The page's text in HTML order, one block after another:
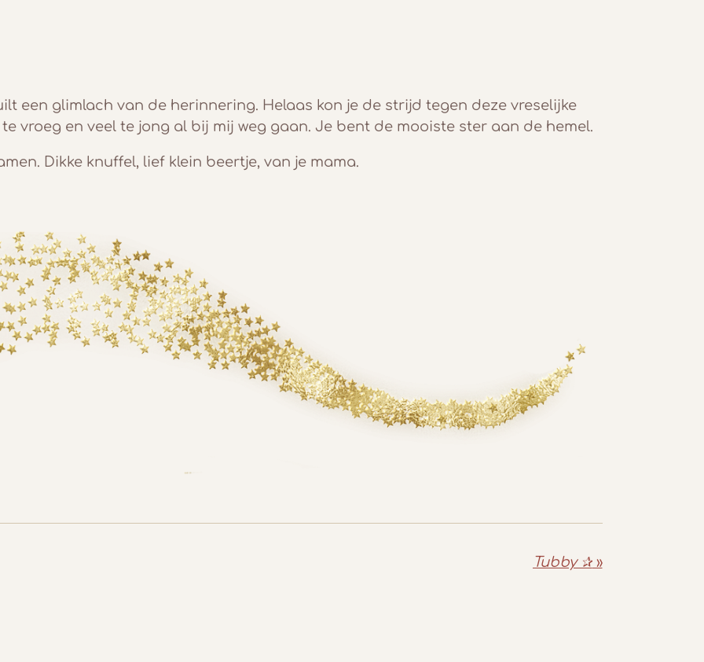
een glimlach van de herinnering. Helaas kon je de strijd tegen deze vreselijke
vroeg en veel te jong al bij mij weg gaan. Je bent de mooiste ster aan de hemel.
Dikke knuffel, lief klein beertje, van je mama.
Tubby ✰»